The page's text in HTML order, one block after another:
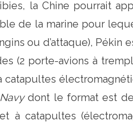
la Chine pourrait
de la marine pour
ou d’attaque), Pékin
(2 porte-avions à
dont le format est
à catapultes